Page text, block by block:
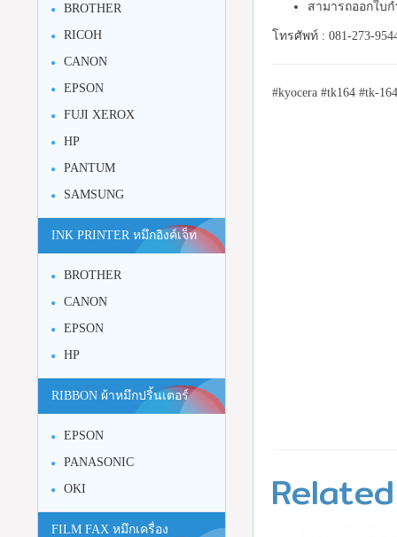
สามารถออกใบ
โทรศัพท์ : 081-273-
#kyocera #tk164 #tk-
BROTHER
RICOH
CANON
EPSON
FUJI XEROX
HP
PANTUM
SAMSUNG
INK PRINTER หมึกอิงค์เจ็ท
BROTHER
CANON
EPSON
HP
RIBBON ผ้าหมึกปริ้นเตอร์
EPSON
PANASONIC
OKI
FILM FAX หมึกเครื่อง